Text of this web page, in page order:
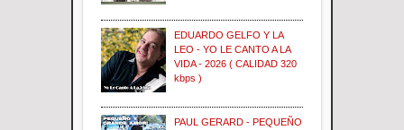
EDUARDO GELFO Y LA
LEO - YO LE CANTO A LA
VIDA - 2026 ( CALIDAD 320
kbps )
PAUL GERARD - PEQUEÑO